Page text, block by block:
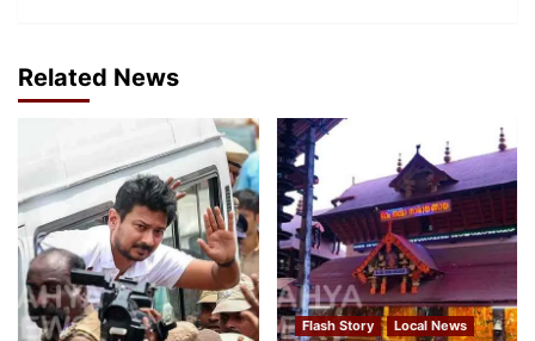
Related News
Flash Story
Local News